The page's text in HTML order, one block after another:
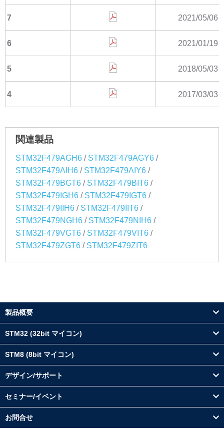
7 2021/05/06
6 2021/01/19
5 2018/05/03
4 2017/03/03
関連製品
STM32F479AGH6 / STM32F479AGY6 /
STM32F479AIH6 / STM32F479AIY6 /
STM32F479BGT6 / STM32F479BIT6 /
STM32F479IGH6 / STM32F479IGT6 /
STM32F479IIH6 / STM32F479IIT6 /
STM32F479NGH6 / STM32F479NIH6 /
STM32F479VGT6 / STM32F479VIT6 /
STM32F479ZGT6 / STM32F479ZIT6
製品概要
STM32 (32bit マイコン)
STM8 (8bit マイコン)
デザイン/サポート
セミナー/イベント
お問合せ